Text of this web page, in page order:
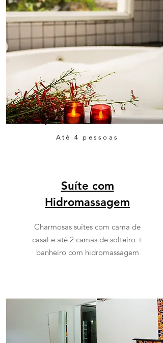
Até 4 pessoas
Suíte com
Hidromassagem
Charmosas suítes com cama de
casal e até 2 camas de solteiro +
banheiro com hidromassagem